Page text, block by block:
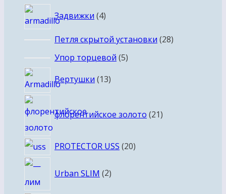
Задвижки 44
Петля скрытой установки 2828
Упор торцевой 55
Вертушки 1313
флорентийское золото 21товар
PROTECTOR USS 2020
Urban SLIM 2
товара